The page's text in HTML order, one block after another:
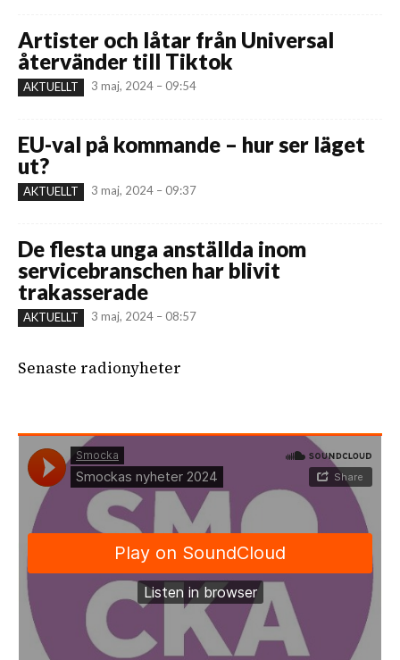
Artister och låtar från Universal
återvänder till Tiktok
AKTUELLT 3 maj, 2024 – 09:54
EU-val på kommande – hur ser läget
ut?
AKTUELLT 3 maj, 2024 – 09:37
De flesta unga anställda inom
servicebranschen har blivit
trakasserade
AKTUELLT 3 maj, 2024 – 08:57
Senaste radionyheter